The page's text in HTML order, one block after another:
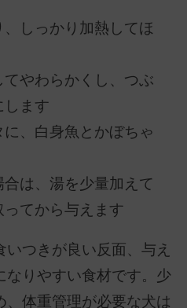
しっかり加熱してほ
やわらかくし、つぶ
します
、白身魚とかぼちゃ
合は、湯を少量加えて
てから与えます
つきが良い反面、与え
なりやすい食材です。少
、体重管理が必要な犬は